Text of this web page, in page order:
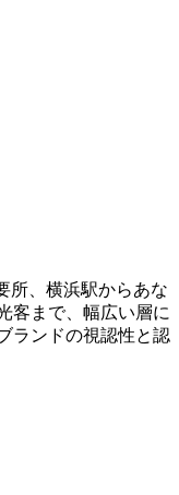
所、横浜駅からあな
客まで、幅広い層に
ランドの視認性と認